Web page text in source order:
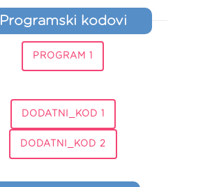
Programski kodovi
PROGRAM 1
DODATNI_KOD 1
DODATNI_KOD 2